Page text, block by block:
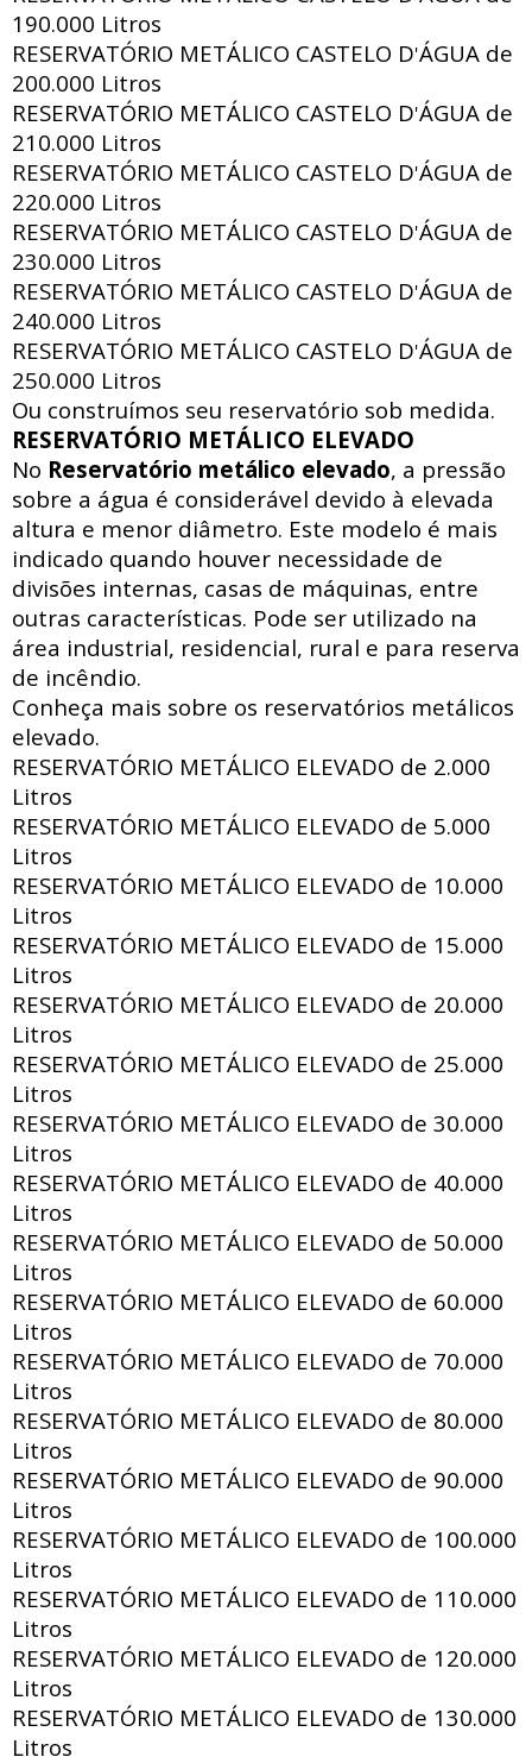
190.000 Litros
RESERVATÓRIO METÁLICO CASTELO D'ÁGUA de
200.000 Litros
RESERVATÓRIO METÁLICO CASTELO D'ÁGUA de
210.000 Litros
RESERVATÓRIO METÁLICO CASTELO D'ÁGUA de
220.000 Litros
RESERVATÓRIO METÁLICO CASTELO D'ÁGUA de
230.000 Litros
RESERVATÓRIO METÁLICO CASTELO D'ÁGUA de
240.000 Litros
RESERVATÓRIO METÁLICO CASTELO D'ÁGUA de
250.000 Litros
Ou construímos seu reservatório sob medida.
RESERVATÓRIO METÁLICO ELEVADO
No Reservatório metálico elevado, a pressão
sobre a água é considerável devido à elevada
altura e menor diâmetro. Este modelo é mais
indicado quando houver necessidade de
divisões internas, casas de máquinas, entre
outras características. Pode ser utilizado na
área industrial, residencial, rural e para reserva
de incêndio.
Conheça mais sobre os reservatórios metálicos
elevado.
RESERVATÓRIO METÁLICO ELEVADO de 2.000
Litros
RESERVATÓRIO METÁLICO ELEVADO de 5.000
Litros
RESERVATÓRIO METÁLICO ELEVADO de 10.000
Litros
RESERVATÓRIO METÁLICO ELEVADO de 15.000
Litros
RESERVATÓRIO METÁLICO ELEVADO de 20.000
Litros
RESERVATÓRIO METÁLICO ELEVADO de 25.000
Litros
RESERVATÓRIO METÁLICO ELEVADO de 30.000
Litros
RESERVATÓRIO METÁLICO ELEVADO de 40.000
Litros
RESERVATÓRIO METÁLICO ELEVADO de 50.000
Litros
RESERVATÓRIO METÁLICO ELEVADO de 60.000
Litros
RESERVATÓRIO METÁLICO ELEVADO de 70.000
Litros
RESERVATÓRIO METÁLICO ELEVADO de 80.000
Litros
RESERVATÓRIO METÁLICO ELEVADO de 90.000
Litros
RESERVATÓRIO METÁLICO ELEVADO de 100.000
Litros
RESERVATÓRIO METÁLICO ELEVADO de 110.000
Litros
RESERVATÓRIO METÁLICO ELEVADO de 120.000
Litros
RESERVATÓRIO METÁLICO ELEVADO de 130.000
Litros